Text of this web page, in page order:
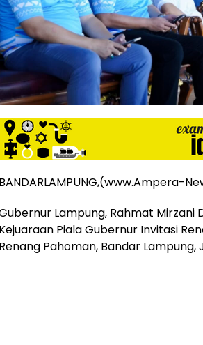
gaya
hidup,
dari
dan
berita
BANDARLAMPUNG,(www.Ampera-
Lampung, Rahmat Mirzani
Kejuaraan Piala Gubernur Invitasi
Renang Pahoman, Bandar